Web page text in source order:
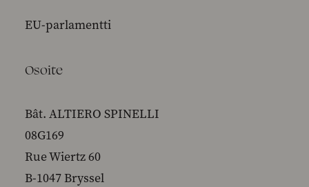
EU-parlamentti
Osoite
Bât. ALTIERO SPINELLI
08G169
Rue Wiertz 60
B-1047 Bryssel